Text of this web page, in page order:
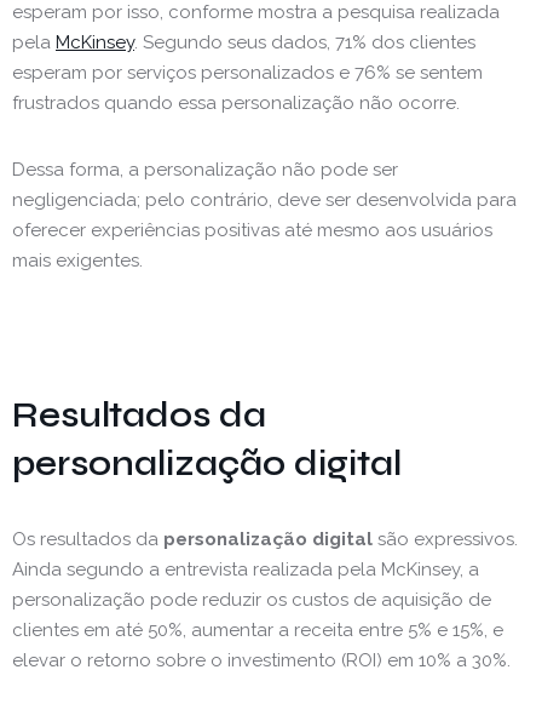
esperam por isso, conforme mostra a pesquisa realizada
pela McKinsey. Segundo seus dados, 71% dos clientes
esperam por serviços personalizados e 76% se sentem
frustrados quando essa personalização não ocorre.
Dessa forma, a personalização não pode ser
negligenciada; pelo contrário, deve ser desenvolvida para
oferecer experiências positivas até mesmo aos usuários
mais exigentes.
Resultados da
personalização digital
Os resultados da personalização digital são expressivos.
Ainda segundo a entrevista realizada pela McKinsey, a
personalização pode reduzir os custos de aquisição de
clientes em até 50%, aumentar a receita entre 5% e 15%, e
elevar o retorno sobre o investimento (ROI) em 10% a 30%.